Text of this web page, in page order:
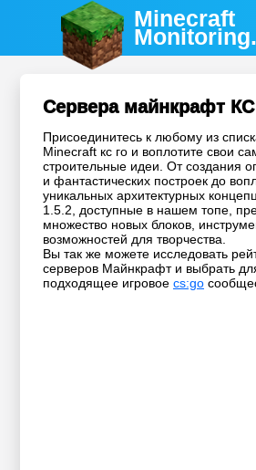
Minecraft
Monitoring
Сервера майнкрафт
Присоединитесь к любому из
Minecraft кс го и воплотите свои
строительные идеи. От создания
и фантастических построек до
уникальных архитектурных
1.5.2, доступные в нашем топе,
множество новых блоков,
возможностей для творчества.
Вы так же можете исследовать
серверов Майнкрафт и выбрать
подходящее игровое cs:go